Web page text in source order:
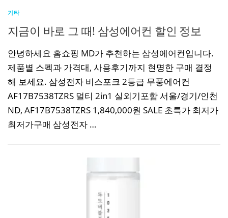
기타
지금이 바로 그 때! 삼성에어컨 할인 정보
안녕하세요 홈쇼핑 MD가 추천하는 삼성에어컨입니다.
제품별 스펙과 가격대, 사용후기까지 현명한 구매 결정
해 보세요. 삼성전자 비스포크 2등급 무풍에어컨
AF17B7538TZRS 멀티 2in1 실외기포함 서울/경기/인천
ND, AF17B7538TZRS 1,840,000원 SALE 초특가 최저가
최저가구매 삼성전자 …